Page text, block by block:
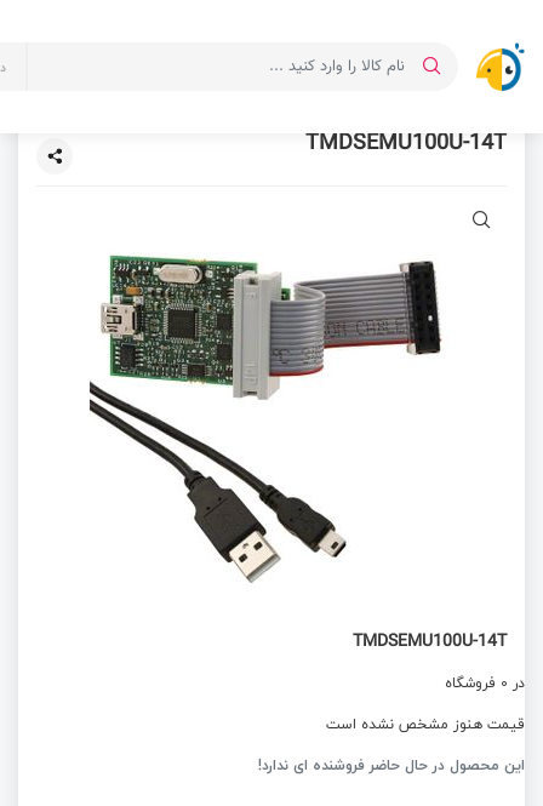
TMDSEMU100U-14T
TMDSEMU100U-14T
در 0 فروشگاه
قیمت هنوز مشخص نشده است
این محصول در حال حاضر فروشنده ای ندارد!